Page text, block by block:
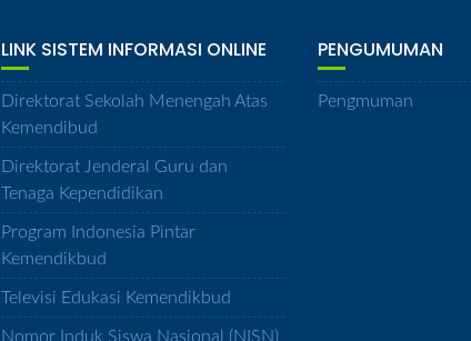
LINK SISTEM INFORMASI ONLINE
Direktorat Sekolah Menengah Atas
Kemendibud
Direktorat Jenderal Guru dan
Tenaga Kependidikan
Program Indonesia Pintar
Kemendikbud
Televisi Edukasi Kemendikbud
Nomor Induk Siswa Nasional (NISN)
PENGUMUMAN
Pengmuman